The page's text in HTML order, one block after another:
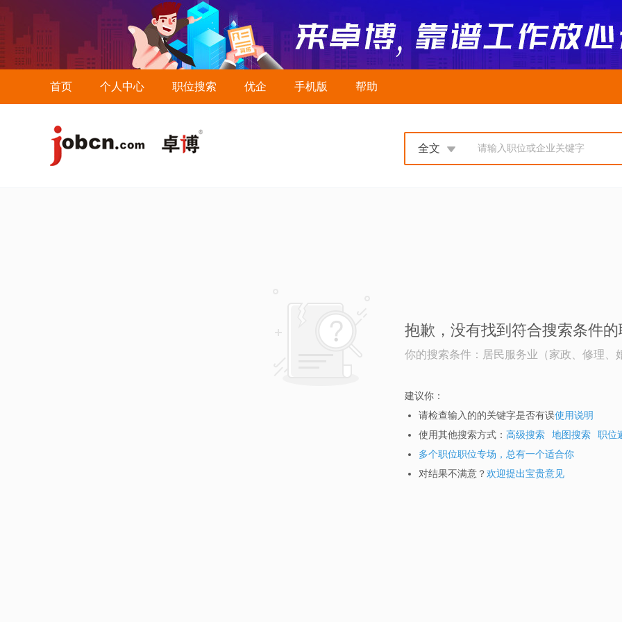
首页 个人中心 职位搜索 优企 手机版 帮助
请输入职位或企业关键字
全文
抱歉，没有找到符合搜索条件的
你的搜索条件：居民服务业（家政、修理、
建议你：
请检查输入的的关键字是否有误使用说明
使用其他搜索方式： 高级搜索 地图搜索
职位
多个职位职位专场，总有一个适合你
对结果不满意？ 欢迎提出宝贵意见